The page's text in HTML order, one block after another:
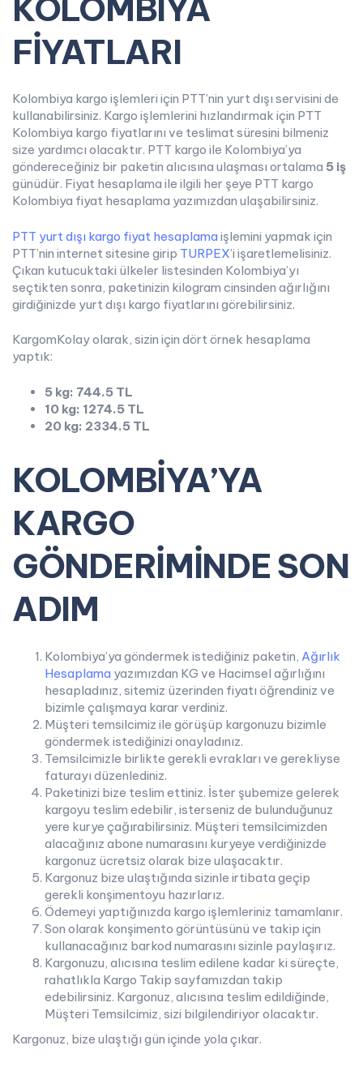
KOLOMBİYA
FİYATLARI
Kolombiya kargo işlemleri için PTT’nin yurt dışı servisini de
kullanabilirsiniz. Kargo işlemlerini hızlandırmak için PTT
Kolombiya kargo fiyatlarını ve teslimat süresini bilmeniz
size yardımcı olacaktır. PTT kargo ile Kolombiya’ya
göndereceğiniz bir paketin alıcısına ulaşması ortalama 5 iş
günüdür. Fiyat hesaplama ile ilgili her şeye PTT kargo
Kolombiya fiyat hesaplama yazımızdan ulaşabilirsiniz.
PTT yurt dışı kargo fiyat hesaplama işlemini yapmak için
PTT’nin internet sitesine girip TURPEX’i işaretlemelisiniz.
Çıkan kutucuktaki ülkeler listesinden Kolombiya’yı
seçtikten sonra, paketinizin kilogram cinsinden ağırlığını
girdiğinizde yurt dışı kargo fiyatlarını görebilirsiniz.
KargomKolay olarak, sizin için dört örnek hesaplama
yaptık:
5 kg: 744.5 TL
10 kg: 1274.5 TL
20 kg: 2334.5 TL
KOLOMBİYA’YA
KARGO
GÖNDERİMİNDE SON
ADIM
Kolombiya’ya göndermek istediğiniz paketin, Ağırlık
Hesaplama yazımızdan KG ve Hacimsel ağırlığını
hesapladınız, sitemiz üzerinden fiyatı öğrendiniz ve
bizimle çalışmaya karar verdiniz.
Müşteri temsilcimiz ile görüşüp kargonuzu bizimle
göndermek istediğinizi onayladınız.
Temsilcimizle birlikte gerekli evrakları ve gerekliyse
faturayı düzenlediniz.
Paketinizi bize teslim ettiniz. İster şubemize gelerek
kargoyu teslim edebilir, isterseniz de bulunduğunuz
yere kurye çağırabilirsiniz. Müşteri temsilcimizden
alacağınız abone numarasını kuryeye verdiğinizde
kargonuz ücretsiz olarak bize ulaşacaktır.
Kargonuz bize ulaştığında sizinle irtibata geçip
gerekli konşimentoyu hazırlarız.
Ödemeyi yaptığınızda kargo işlemleriniz tamamlanır.
Son olarak konşimento görüntüsünü ve takip için
kullanacağınız barkod numarasını sizinle paylaşırız.
Kargonuzu, alıcısına teslim edilene kadar ki süreçte,
rahatlıkla Kargo Takip sayfamızdan takip
edebilirsiniz. Kargonuz, alıcısına teslim edildiğinde,
Müşteri Temsilcimiz, sizi bilgilendiriyor olacaktır.
Kargonuz, bize ulaştığı gün içinde yola çıkar.